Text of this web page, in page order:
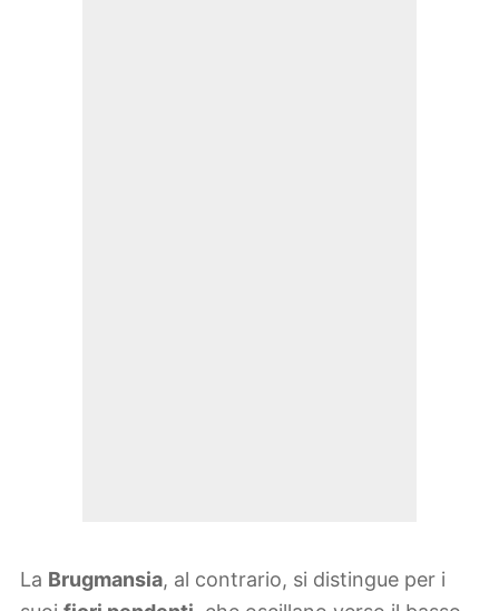
La Brugmansia, al contrario, si distingue per i